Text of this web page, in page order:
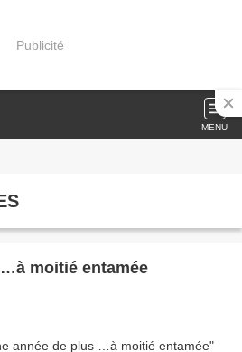
Publicité
MENU
moitié entamée